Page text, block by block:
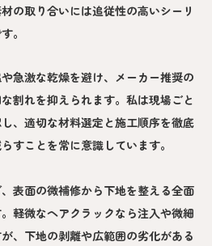
の取り合いには追従性の高いシーリ
。
急激な乾燥を避け、メーカー推奨の
割れを抑えられます。私は現場ごと
、適切な材料選定と施工順序を徹底
すことを常に意識しています。
表面の微補修から下地を整える全面
軽微なヘアクラックなら注入や微細
、下地の剥離や広範囲の劣化がある